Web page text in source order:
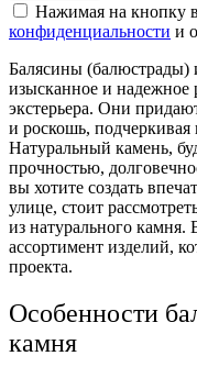
Нажимая на кнопку
конфиденциальности и
Балясины (балюстрады)
изысканное и надежное
экстерьера. Они
и роскошь, подчеркивая
Натуральный камень,
прочностью,
вы хотите создать
улице, стоит
из натурального
ассортимент изделий,
проекта.
Особенности
камня